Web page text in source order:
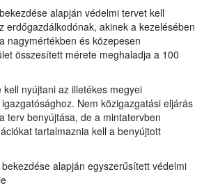
alapján védelmi tervet kell
erdőgazdálkodónak, akinek a kezelésében
nagymértékben és közepesen
összesített mérete meghaladja a 100
nyújtani az illetékes megyei
Nem közigazgatási eljárás
terv benyújtása, de a mintatervben
tartalmaznia kell a benyújtott
alapján egyszerűsített védelmi